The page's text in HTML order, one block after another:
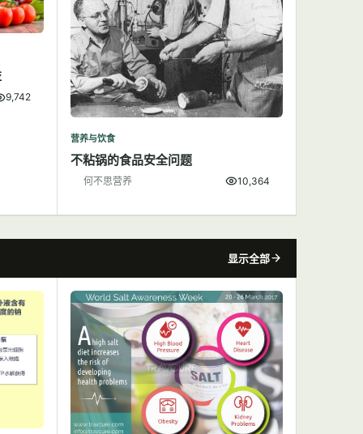
9,742
营养与饮食
不粘锅的食品安全问题
何不思营养 10,364
显示全部